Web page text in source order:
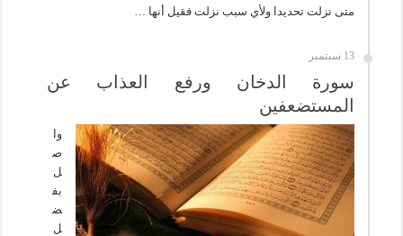
متى نزلت تحديدا ولأي سبب نزلت فقيل أنها …
13 سبتمبر
سورة الدخان ورفع العذاب عن
المستضعفين
وا
ص
ل
بف
ض
ل